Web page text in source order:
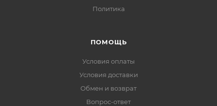
Политика
ПОМОЩЬ
Условия оплаты
Условия доставки
Обмен и возврат
Вопрос-ответ